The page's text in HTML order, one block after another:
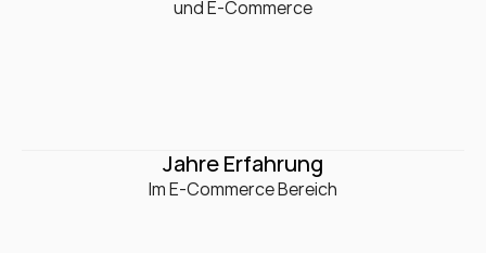
und E-Commerce
0+
Jahre Erfahrung
Im E-Commerce Bereich